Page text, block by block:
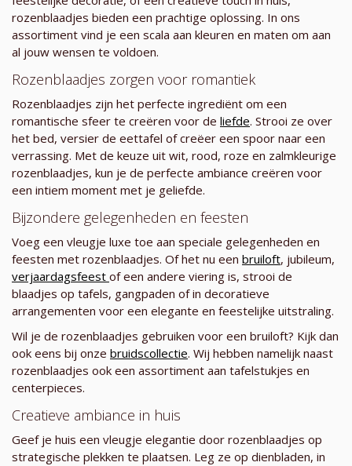
rozenblaadjes bieden een prachtige oplossing. In ons
assortiment vind je een scala aan kleuren en maten om aan
al jouw wensen te voldoen.
Rozenblaadjes zorgen voor romantiek
Rozenblaadjes zijn het perfecte ingrediënt om een
romantische sfeer te creëren voor de liefde. Strooi ze over
het bed, versier de eettafel of creëer een spoor naar een
verrassing. Met de keuze uit wit, rood, roze en zalmkleurige
rozenblaadjes, kun je de perfecte ambiance creëren voor
een intiem moment met je geliefde.
Bijzondere gelegenheden en feesten
Voeg een vleugje luxe toe aan speciale gelegenheden en
feesten met rozenblaadjes. Of het nu een bruiloft, jubileum,
verjaardagsfeest of een andere viering is, strooi de
blaadjes op tafels, gangpaden of in decoratieve
arrangementen voor een elegante en feestelijke uitstraling.
Wil je de rozenblaadjes gebruiken voor een bruiloft? Kijk dan
ook eens bij onze bruidscollectie. Wij hebben namelijk naast
rozenblaadjes ook een assortiment aan tafelstukjes en
centerpieces.
Creatieve ambiance in huis
Geef je huis een vleugje elegantie door rozenblaadjes op
strategische plekken te plaatsen. Leg ze op dienbladen, in